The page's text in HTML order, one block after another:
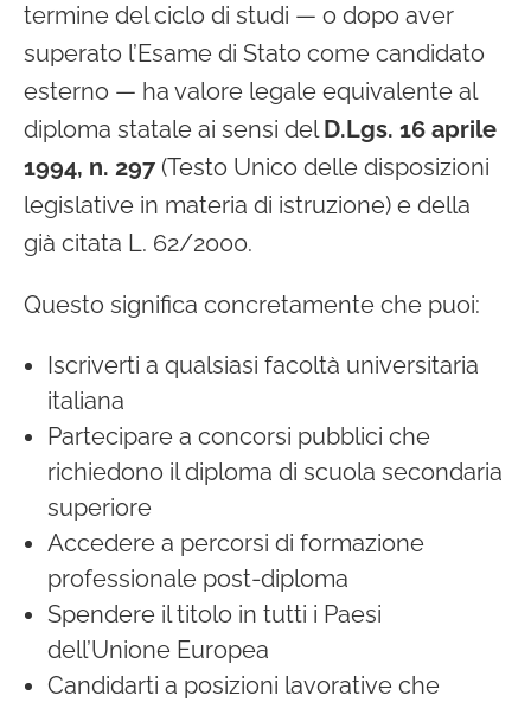
termine del ciclo di studi — o dopo aver
superato l’Esame di Stato come candidato
esterno — ha valore legale equivalente al
diploma statale ai sensi delD.Lgs. 16 aprile
1994, n. 297 (Testo Unico delle disposizioni
legislative in materia di istruzione) e della
già citata L. 62/2000.
Questo significa concretamente che puoi:
Iscriverti a qualsiasi facoltà universitaria
italiana
Partecipare a concorsi pubblici che
richiedono il diploma di scuola secondaria
superiore
Accedere a percorsi di formazione
professionale post-diploma
Spendere il titolo in tutti i Paesi
dell’Unione Europea
Candidarti a posizioni lavorative che